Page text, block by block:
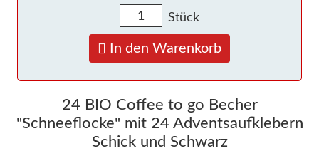
Stück
In den Warenkorb
24 BIO Coffee to go Becher
"Schneeflocke" mit 24 Adventsaufklebern
Schick und Schwarz